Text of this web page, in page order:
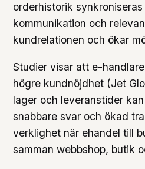
orderhistorik
kommunikation och
kundrelationen och ökar
Studier visar att e-
högre kundnöjdhet (Jet
lager och leveranstider
snabbare svar och ökad
verklighet när ehandel till
samman webbshop, butik